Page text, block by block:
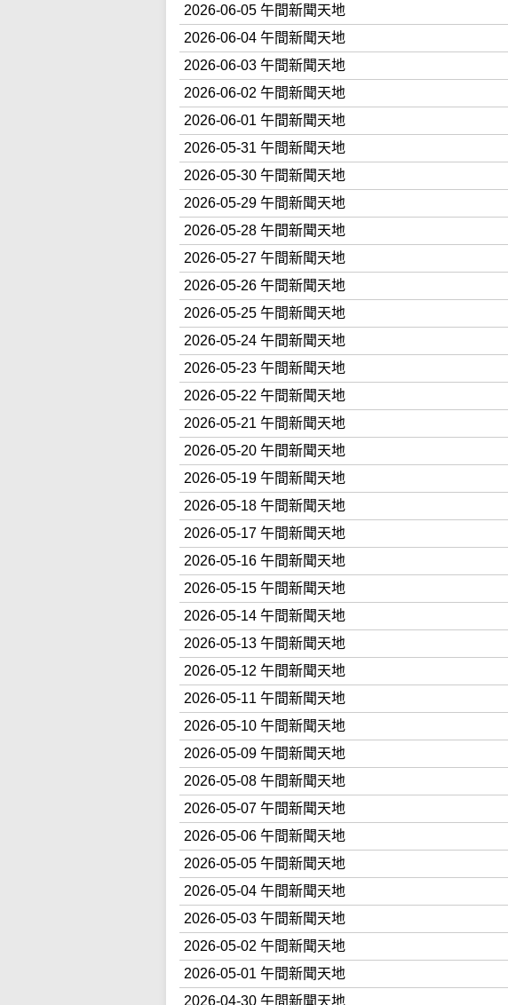
2026-06-05 午間新聞天地
2026-06-04 午間新聞天地
2026-06-03 午間新聞天地
2026-06-02 午間新聞天地
2026-06-01 午間新聞天地
2026-05-31 午間新聞天地
2026-05-30 午間新聞天地
2026-05-29 午間新聞天地
2026-05-28 午間新聞天地
2026-05-27 午間新聞天地
2026-05-26 午間新聞天地
2026-05-25 午間新聞天地
2026-05-24 午間新聞天地
2026-05-23 午間新聞天地
2026-05-22 午間新聞天地
2026-05-21 午間新聞天地
2026-05-20 午間新聞天地
2026-05-19 午間新聞天地
2026-05-18 午間新聞天地
2026-05-17 午間新聞天地
2026-05-16 午間新聞天地
2026-05-15 午間新聞天地
2026-05-14 午間新聞天地
2026-05-13 午間新聞天地
2026-05-12 午間新聞天地
2026-05-11 午間新聞天地
2026-05-10 午間新聞天地
2026-05-09 午間新聞天地
2026-05-08 午間新聞天地
2026-05-07 午間新聞天地
2026-05-06 午間新聞天地
2026-05-05 午間新聞天地
2026-05-04 午間新聞天地
2026-05-03 午間新聞天地
2026-05-02 午間新聞天地
2026-05-01 午間新聞天地
2026-04-30 午間新聞天地